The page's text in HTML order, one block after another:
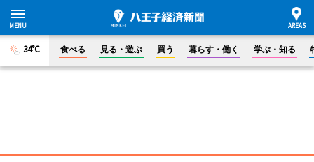
34°C 食べる 見る・遊ぶ 買う 暮らす・働く 学ぶ・知る